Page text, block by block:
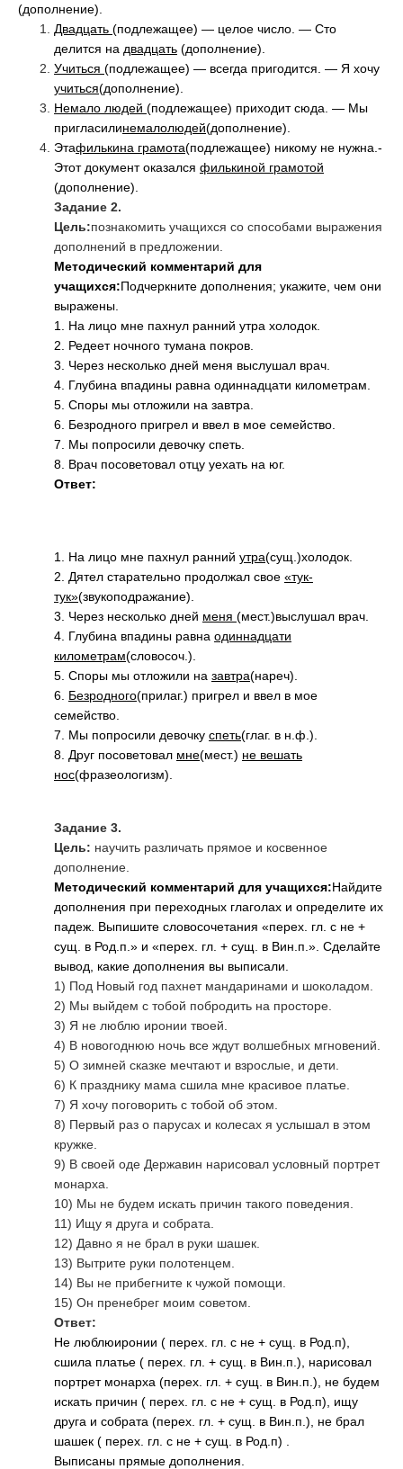
(дополнение).
Двадцать (подлежащее) — целое число. — Сто
делится на двадцать (дополнение).
Учиться (подлежащее) — всегда пригодится. — Я хочу
учиться(дополнение).
Немало людей (подлежащее) приходит сюда. — Мы
пригласилинемалолюдей(дополнение).
Этафилькина грамота(подлежащее) никому не нужна.-
Этот документ оказался филькиной грамотой
(дополнение).
Задание 2.
Цель:познакомить учащихся со способами выражения
дополнений в предложении.
Методический комментарий для
учащихся:Подчеркните дополнения; укажите, чем они
выражены.
1. На лицо мне пахнул ранний утра холодок.
2. Редеет ночного тумана покров.
3. Через несколько дней меня выслушал врач.
4. Глубина впадины равна одиннадцати километрам.
5. Споры мы отложили на завтра.
6. Безродного пригрел и ввел в мое семейство.
7. Мы попросили девочку спеть.
8. Врач посоветовал отцу уехать на юг.
Ответ:
1. На лицо мне пахнул ранний утра(сущ.)холодок.
2. Дятел старательно продолжал свое «тук-
тук»(звукоподражание).
3. Через несколько дней меня (мест.)выслушал врач.
4. Глубина впадины равна одиннадцати
километрам(словосоч.).
5. Споры мы отложили на завтра(нареч).
6. Безродного(прилаг.) пригрел и ввел в мое
семейство.
7. Мы попросили девочку спеть(глаг. в н.ф.).
8. Друг посоветовал мне(мест.) не вешать
нос(фразеологизм).
Задание 3.
Цель: научить различать прямое и косвенное
дополнение.
Методический комментарий для учащихся:Найдите
дополнения при переходных глаголах и определите их
падеж. Выпишите словосочетания «перех. гл. с не +
сущ. в Род.п.» и «перех. гл. + сущ. в Вин.п.». Сделайте
вывод, какие дополнения вы выписали.
1) Под Новый год пахнет мандаринами и шоколадом.
2) Мы выйдем с тобой побродить на просторе.
3) Я не люблю иронии твоей.
4) В новогоднюю ночь все ждут волшебных мгновений.
5) О зимней сказке мечтают и взрослые, и дети.
6) К празднику мама сшила мне красивое платье.
7) Я хочу поговорить с тобой об этом.
8) Первый раз о парусах и колесах я услышал в этом
кружке.
9) В своей оде Державин нарисовал условный портрет
монарха.
10) Мы не будем искать причин такого поведения.
11) Ищу я друга и собрата.
12) Давно я не брал в руки шашек.
13) Вытрите руки полотенцем.
14) Вы не прибегните к чужой помощи.
15) Он пренебрег моим советом.
Ответ:
Не люблюиронии ( перех. гл. с не + сущ. в Род.п),
сшила платье ( перех. гл. + сущ. в Вин.п.), нарисовал
портрет монарха (перех. гл. + сущ. в Вин.п.), не будем
искать причин ( перех. гл. с не + сущ. в Род.п), ищу
друга и собрата (перех. гл. + сущ. в Вин.п.), не брал
шашек ( перех. гл. с не + сущ. в Род.п) .
Выписаны прямые дополнения.